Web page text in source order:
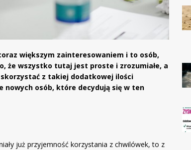
większym zainteresowaniem i to osób,
że wszystko tutaj jest proste i zrozumiałe, a
z takiej dodatkowej ilości
nowych osób, które decydują się w ten
już przyjemność korzystania z chwilówek, to z